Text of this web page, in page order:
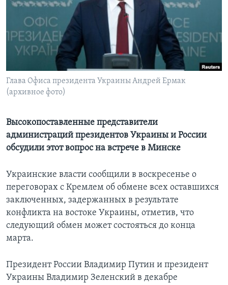
Learning English
СОЦИАЛЬНЫЕ СЕТИ
Языки
Глава Офиса президента Украины Андрей Ермак
(архивное фото)
Высокопоставленные представители
администраций президентов Украины и России
обсудили этот вопрос на встрече в Минске
Украинские власти сообщили в воскресенье о
переговорах с Кремлем об обмене всех оставшихся
заключенных, задержанных в результате
конфликта на востоке Украины, отметив, что
следующий обмен может состояться до конца
марта.
Президент России Владимир Путин и президент
Украины Владимир Зеленский в декабре